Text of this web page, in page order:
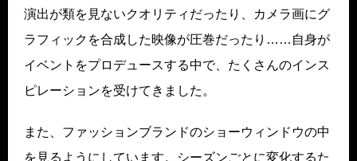
演出が類を見ないクオリティだったり、カメラ画にグ
ラフィックを合成した映像が圧巻だったり……自身が
イベントをプロデュースする中で、たくさんのインス
ピレーションを受けてきました。
また、ファッションブランドのショーウィンドウの中
を見るようにしています。シーズンごとに変化するた